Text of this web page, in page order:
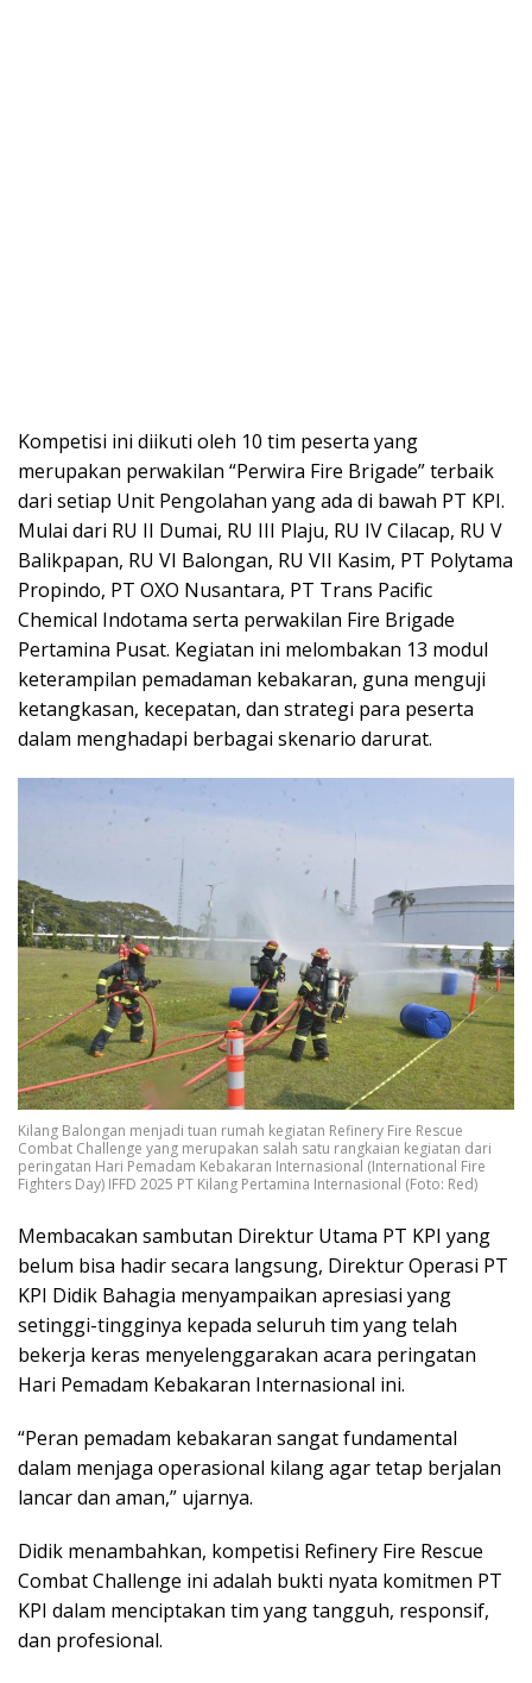
Kompetisi ini diikuti oleh 10 tim peserta yang
merupakan perwakilan “Perwira Fire Brigade” terbaik
dari setiap Unit Pengolahan yang ada di bawah PT KPI.
Mulai dari RU II Dumai, RU III Plaju, RU IV Cilacap, RU V
Balikpapan, RU VI Balongan, RU VII Kasim, PT Polytama
Propindo, PT OXO Nusantara, PT Trans Pacific
Chemical Indotama serta perwakilan Fire Brigade
Pertamina Pusat. Kegiatan ini melombakan 13 modul
keterampilan pemadaman kebakaran, guna menguji
ketangkasan, kecepatan, dan strategi para peserta
dalam menghadapi berbagai skenario darurat.
Kilang Balongan menjadi tuan rumah kegiatan Refinery Fire Rescue
Combat Challenge yang merupakan salah satu rangkaian kegiatan dari
peringatan Hari Pemadam Kebakaran Internasional (International Fire
Fighters Day) IFFD 2025 PT Kilang Pertamina Internasional (Foto: Red)
Membacakan sambutan Direktur Utama PT KPI yang
belum bisa hadir secara langsung, Direktur Operasi PT
KPI Didik Bahagia menyampaikan apresiasi yang
setinggi-tingginya kepada seluruh tim yang telah
bekerja keras menyelenggarakan acara peringatan
Hari Pemadam Kebakaran Internasional ini.
“Peran pemadam kebakaran sangat fundamental
dalam menjaga operasional kilang agar tetap berjalan
lancar dan aman,” ujarnya.
Didik menambahkan, kompetisi Refinery Fire Rescue
Combat Challenge ini adalah bukti nyata komitmen PT
KPI dalam menciptakan tim yang tangguh, responsif,
dan profesional.